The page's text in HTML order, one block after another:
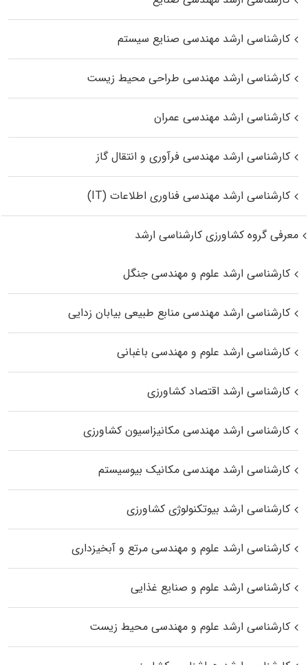
کارشناسی ارشد مهندسی صنایع سیستم
کارشناسی ارشد مهندسی طراحی محیط زیست
کارشناسی ارشد مهندسی عمران
کارشناسی ارشد مهندسی فرآوری و انتقال گاز
کارشناسی ارشد مهندسی فناوری اطلاعات (IT)
معرفی گروه کشاورزی کارشناسی ارشد
کارشناسی ارشد علوم و مهندسی جنگل
کارشناسی ارشد مهندسی منابع طبیعی بیابان زدایی
کارشناسی ارشد علوم و مهندسی باغبانی
کارشناسی ارشد اقتصاد کشاورزی
کارشناسی ارشد مهندسی مکانیزاسیون کشاورزی
کارشناسی ارشد مهندسی مکانیک بیوسیستم
کارشناسی ارشد بیوتکنولوژی کشاورزی
کارشناسی ارشد علوم و مهندسی مرتع و آبخیزداری
کارشناسی ارشد علوم و صنایع غذایی
کارشناسی ارشد علوم و مهندسی محیط زیست